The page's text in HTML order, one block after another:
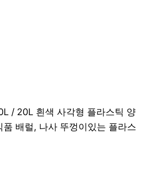
/ 20L 흰색 사각형 플라스틱 양
품 배럴, 나사 뚜껑이있는 플라스